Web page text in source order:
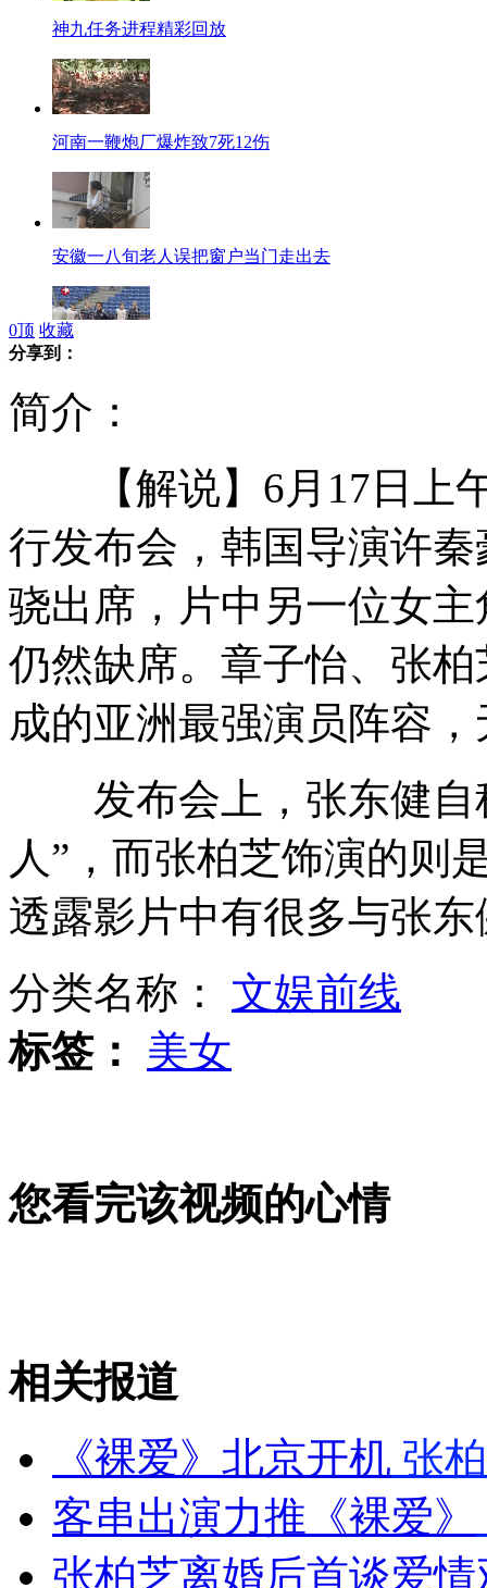
神九任务进程精彩回放
河南一鞭炮厂爆炸致7死12伤
安徽一八旬老人误把窗户当门走出去
荷兰三连败黯然出局 球迷伤透心
家长让宝宝虐待小动物"练胆"
湖南:民众"道别"千年"东方睡美人"
神九航天员太空中看书听歌心情好
雄狮求爱不成 还被雌狮甩耳光
山西运城恶犬咬伤多人 警民合力深夜将其击毙
无痛分娩是否安全 医生回应
安徽一实载49人客车翻车
0顶 收藏
分享到：
简介：
【解说】6月17日上午
行发布会，韩国导演许
骁出席，片中另一位女
仍然缺席。章子怡、张
成的亚洲最强演员阵容
发布会上，张东健自
人”，而张柏芝饰演的则
透露影片中有很多与张
分类名称： 文娱前线
标签：
美女
您看完该视频的心情
相关报道
《裸爱》北京开机 张
客串出演力推《裸爱》
张柏芝离婚后首谈爱情